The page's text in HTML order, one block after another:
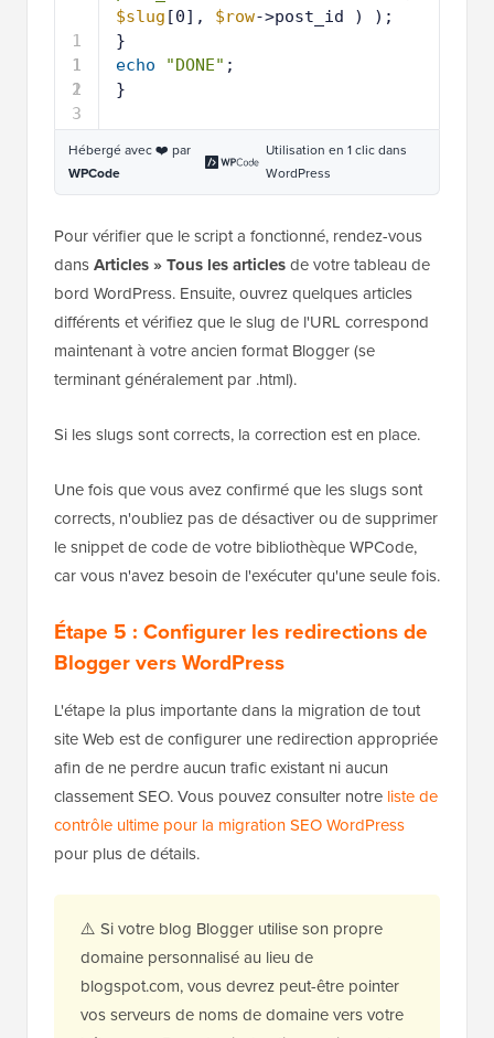
1
1
1
2
1
3
$slug [0], $row->post_id ) );
}
echo
"DONE" ;
}
Hébergé avec ❤️ par
WPCode
Utilisation en 1 clic dans
WordPress
Pour vérifier que le script a fonctionné, rendez-vous
dansArticles » Tous les articlesde votre tableau de
bord WordPress. Ensuite, ouvrez quelques articles
différents et vérifiez que le slug de l'URL correspond
maintenant à votre ancien format Blogger (se
terminant généralement par .html).
Si les slugs sont corrects, la correction est en place.
Une fois que vous avez confirmé que les slugs sont
corrects, n'oubliez pas de désactiver ou de supprimer
le snippet de code de votre bibliothèque WPCode,
car vous n'avez besoin de l'exécuter qu'une seule fois.
Étape 5 : Configurer les redirections de
Blogger vers WordPress
L'étape la plus importante dans la migration de tout
site Web est de configurer une redirection appropriée
afin de ne perdre aucun trafic existant ni aucun
classement SEO. Vous pouvez consulter notre liste de
contrôle ultime pour la migration SEO WordPress
pour plus de détails.
⚠️ Si votre blog Blogger utilise son propre
domaine personnalisé au lieu de
blogspot.com, vous devrez peut-être pointer
vos serveurs de noms de domaine vers votre